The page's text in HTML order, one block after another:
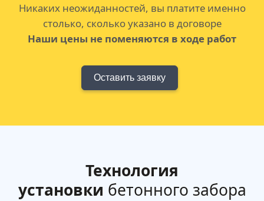
Никаких неожиданностей, вы платите именно
столько, сколько указано в договоре
Наши цены не поменяются в ходе работ
Оставить заявку
Технология
установки бетонного забора